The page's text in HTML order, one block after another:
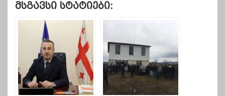
Მსგავსი Სტატიები: